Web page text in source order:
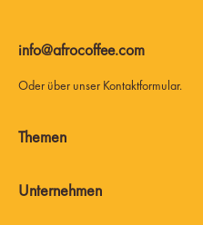
info@afrocoffee.com
Oder über unser Kontaktformular.
Themen
Unternehmen